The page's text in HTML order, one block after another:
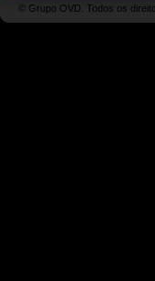
© Grupo OVD. Todos os